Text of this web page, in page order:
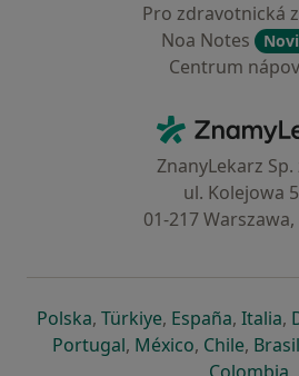
Pro zdravotnická
Noa Notes
Centrum
ZnanyLekarz Sp.
ul. Kolejowa
01-217
Polskase otevře v nové záložce
, Türkiyese otevře v
, Españase
, Italia,
Portugalse otevře v nové
, Méxicose otevře v
, Chilese
, Brasil